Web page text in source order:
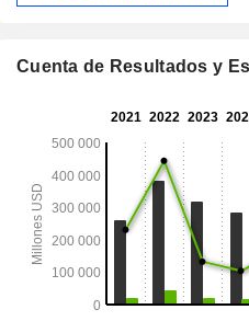
Cuenta de Resultados y